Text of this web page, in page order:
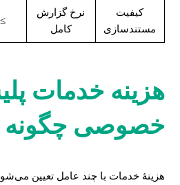
کیفیت
مستندسازی
نرخ گزارش
کامل
≥ 95%
هزینه خدمات
خصوصی چگونه
هزینهٔ خدمات با چند عامل تعیین